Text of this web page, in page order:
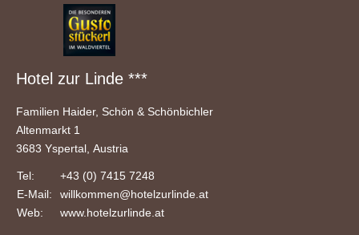
Hotel zur Linde ***
Familien Haider, Schön & Schönbichler
Altenmarkt 1
3683 Yspertal, Austria
Tel:
E-Mail:
Web:
+43 (0) 7415 7248
willkommen@hotelzurlinde .at
www.hotelzurlinde.at